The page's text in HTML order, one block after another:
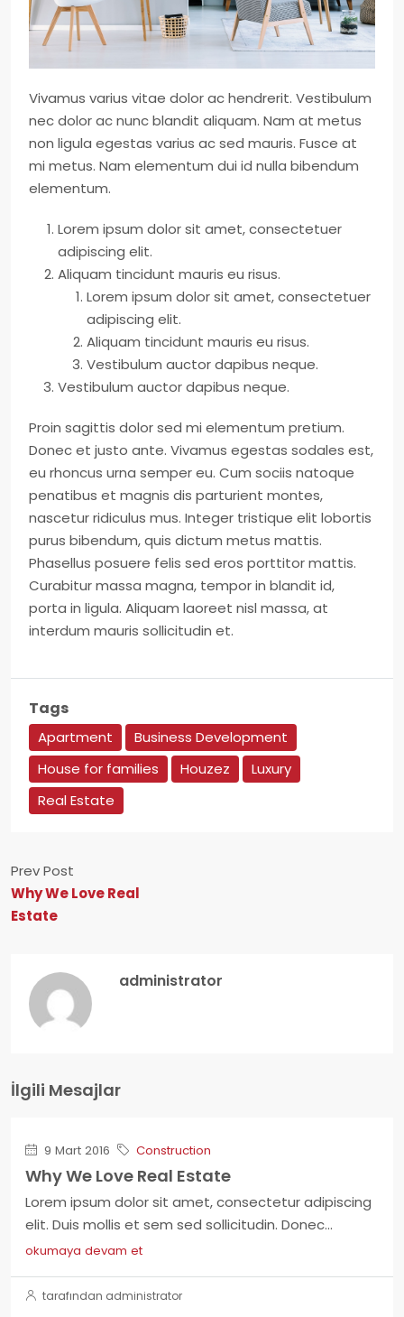
Vivamus varius vitae dolor ac hendrerit. Vestibulum
nec dolor ac nunc blandit aliquam. Nam at metus
non ligula egestas varius ac sed mauris. Fusce at
mi metus. Nam elementum dui id nulla bibendum
elementum.
Lorem ipsum dolor sit amet, consectetuer
adipiscing elit.
Aliquam tincidunt mauris eu risus.
Lorem ipsum dolor sit amet, consectetuer
adipiscing elit.
Aliquam tincidunt mauris eu risus.
Vestibulum auctor dapibus neque.
Vestibulum auctor dapibus neque.
Proin sagittis dolor sed mi elementum pretium.
Donec et justo ante. Vivamus egestas sodales est,
eu rhoncus urna semper eu. Cum sociis natoque
penatibus et magnis dis parturient montes,
nascetur ridiculus mus. Integer tristique elit lobortis
purus bibendum, quis dictum metus mattis.
Phasellus posuere felis sed eros porttitor mattis.
Curabitur massa magna, tempor in blandit id,
porta in ligula. Aliquam laoreet nisl massa, at
interdum mauris sollicitudin et.
Tags
Apartment
Business Development
House for families
Houzez
Luxury
Real Estate
Prev Post
Why We Love Real
Estate
administrator
İlgili Mesajlar
9 Mart 2016 Construction
Why We Love Real Estate
Lorem ipsum dolor sit amet, consectetur adipiscing
elit. Duis mollis et sem sed sollicitudin. Donec...
okumaya devam et
tarafından administrator